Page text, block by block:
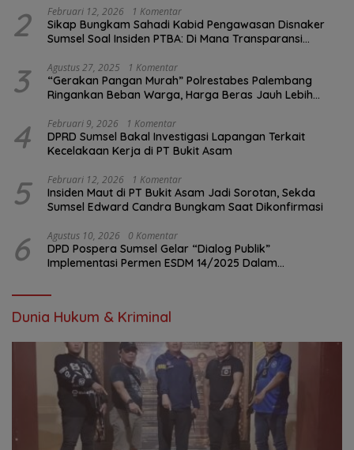
2 Februari 12, 2026 1 Komentar
Sikap Bungkam Sahadi Kabid Pengawasan Disnaker
Sumsel Soal Insiden PTBA: Di Mana Transparansi
3 Agustus 27, 2025 1 Komentar
“Gerakan Pangan Murah” Polrestabes Palembang
Ringankan Beban Warga, Harga Beras Jauh Lebih
4 Februari 9, 2026 1 Komentar
DPRD Sumsel Bakal Investigasi Lapangan Terkait
Kecelakaan Kerja di PT Bukit Asam
5 Februari 12, 2026 1 Komentar
Insiden Maut di PT Bukit Asam Jadi Sorotan, Sekda
Sumsel Edward Candra Bungkam Saat Dikonfirmasi
6 Agustus 10, 2026 0 Komentar
DPD Pospera Sumsel Gelar “Dialog Publik”
Implementasi Permen ESDM 14/2025 Dalam
Dunia Hukum & Kriminal